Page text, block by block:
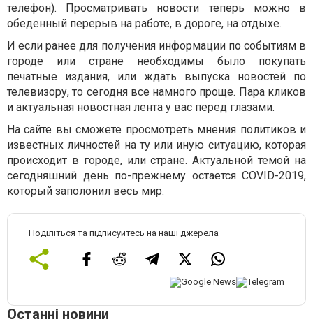
телефон). Просматривать новости теперь можно в
обеденный перерыв на работе, в дороге, на отдыхе.
И если ранее для получения информации по событиям в
городе или стране необходимы было покупать
печатные издания, или ждать выпуска новостей по
телевизору, то сегодня все намного проще. Пара кликов
и актуальная новостная лента у вас перед глазами.
На сайте вы сможете просмотреть мнения политиков и
известных личностей на ту или иную ситуацию, которая
происходит в городе, или стране. Актуальной темой на
сегодняшний день по-прежнему остается COVID-2019,
который заполонил весь мир.
Поділіться та підписуйтесь на наші джерела
Останні новини